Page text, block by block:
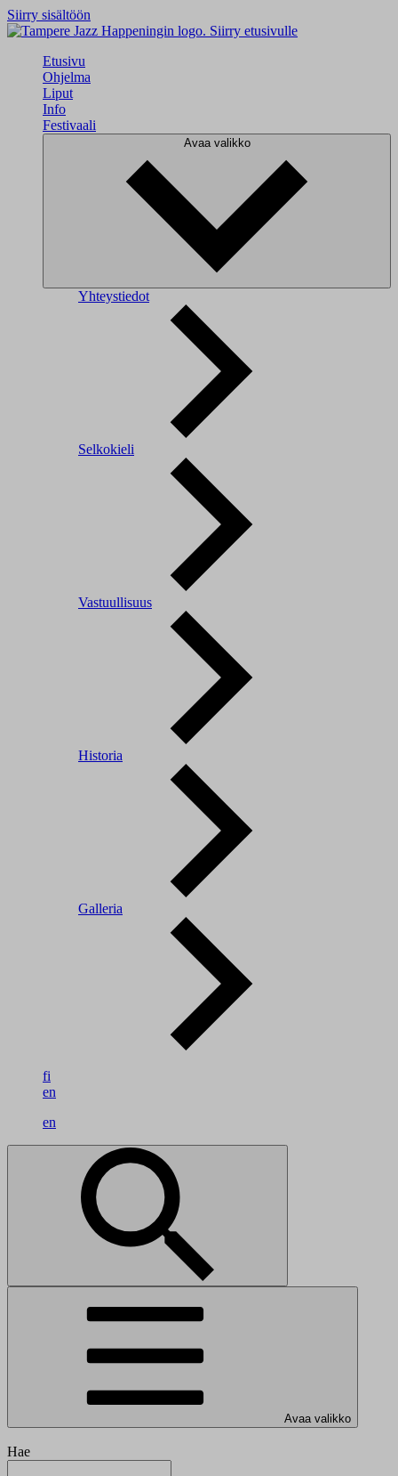
Siirry sisältöön
Siirry etusivulle
Etusivu
Ohjelma
Liput
Info
Festivaali
Avaa valikko
Yhteystiedot
Selkokieli
Vastuullisuus
Historia
Galleria
fi
en
en
Avaa valikko
Hae